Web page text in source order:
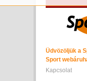
Üdvözöljük a
Sport
Kapcsolat